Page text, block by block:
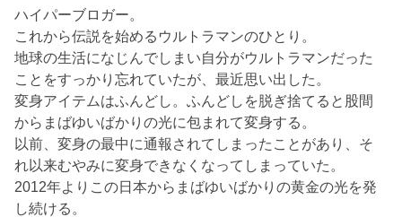
ハイパーブロガー。
これから伝説を始めるウルトラマンのひとり。
地球の生活になじんでしまい自分がウルトラマンだった
ことをすっかり忘れていたが、最近思い出した。
変身アイテムはふんどし。ふんどしを脱ぎ捨てると股間
からまばゆいばかりの光に包まれて変身する。
以前、変身の最中に通報されてしまったことがあり、そ
れ以来むやみに変身できなくなってしまっていた。
2012年よりこの日本からまばゆいばかりの黄金の光を発
し続ける。